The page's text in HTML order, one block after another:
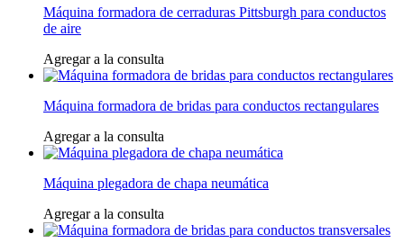
Máquina formadora de cerraduras Pittsburgh para conductos
de aire
Agregar a la consulta
Máquina formadora de bridas para conductos rectangulares
Agregar a la consulta
Máquina plegadora de chapa neumática
Agregar a la consulta